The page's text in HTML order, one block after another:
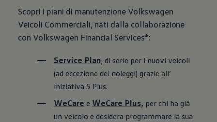
Scopri i piani di manutenzione Volkswagen
Veicoli Commerciali, nati dalla collaborazione
con Volkswagen Financial Services*:
Service Plan, di serie per i nuovi veicoli
(ad eccezione dei noleggi) grazie all’
iniziativa 5 Plus.
WeCare e WeCare Plus, per chi ha già
un veicolo e desidera programmare la sua